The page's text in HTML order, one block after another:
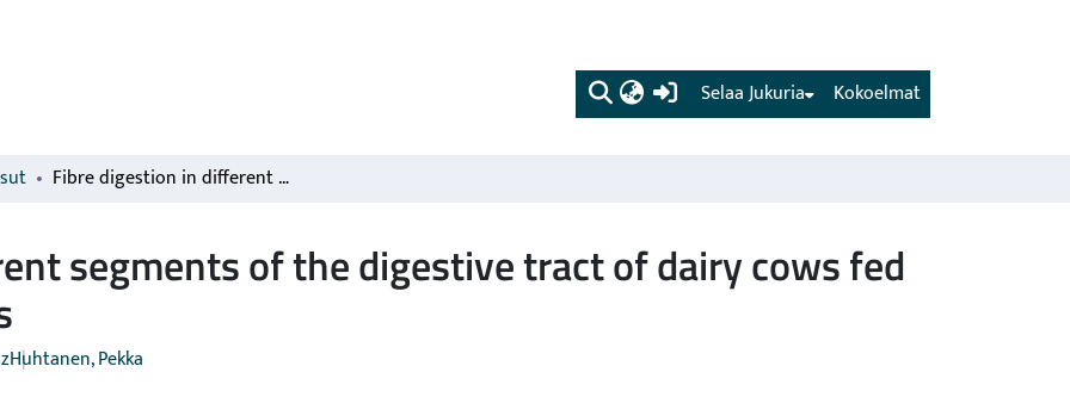
(current) Kokoelmat
Selaa Jukuria
Fibre digestion in different segments of the digestive tract of dairy cows fed grass silage based diets
segments of the digestive tract of dairy cows fed
Huhtanen, Pekka